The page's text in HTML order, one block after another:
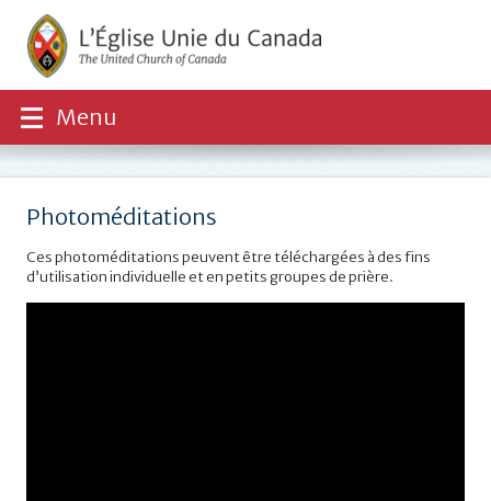
Menu
Photoméditations
Ces photoméditations peuvent être téléchargées à des fins
d’utilisation individuelle et en petits groupes de prière.